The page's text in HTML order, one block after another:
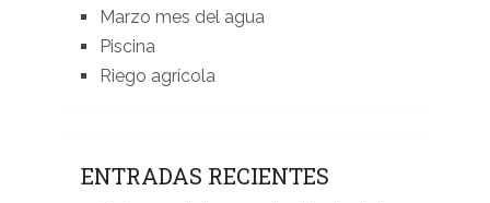
Marzo mes del agua
Piscina
Riego agrícola
ENTRADAS RECIENTES